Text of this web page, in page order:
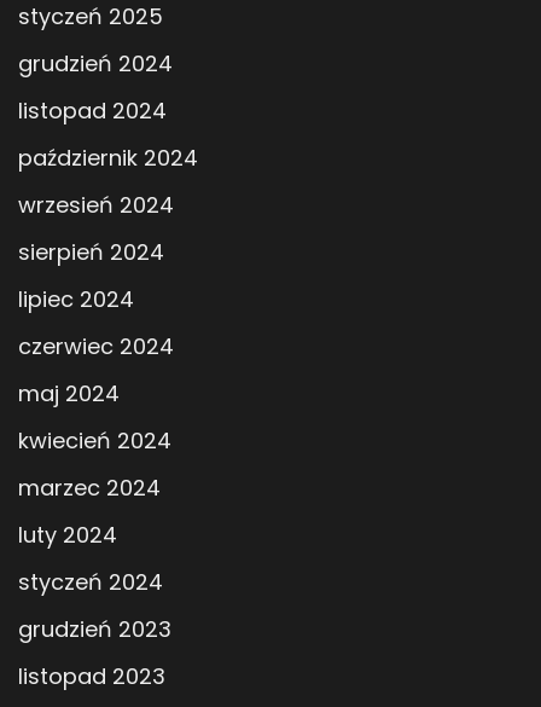
styczeń 2025
grudzień 2024
listopad 2024
październik 2024
wrzesień 2024
sierpień 2024
lipiec 2024
czerwiec 2024
maj 2024
kwiecień 2024
marzec 2024
luty 2024
styczeń 2024
grudzień 2023
listopad 2023